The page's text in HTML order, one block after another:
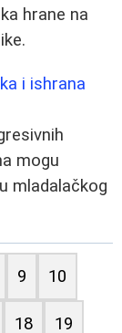
hrane na
i ishrana
mogu
mladalačkog
9 10
18 19